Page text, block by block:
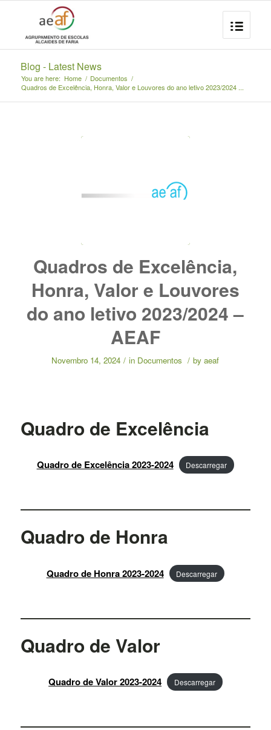
Blog - Latest News
You are here: Home / Documentos /
Quadros de Excelência, Honra, Valor e Louvores do ano letivo 2023/2024 ...
Quadros de Excelência,
Honra, Valor e Louvores
do ano letivo 2023/2024 –
AEAF
Novembro 14, 2024 / in Documentos / byaeaf
Quadro de Excelência
Quadro de Excelência 2023-2024 Descarregar
Quadro de Honra
Quadro de Honra 2023-2024 Descarregar
Quadro de Valor
Quadro de Valor 2023-2024 Descarregar